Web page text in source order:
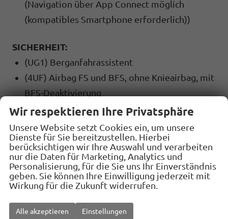
(Navigation über App Connect möglich
(kompatibles Smartphone erforderlich))
SICHERHEIT:
(UG1) Berganfahrassistent
(4UF) Airbag FS und BFS, ohne Knieairbag, mit
BFS-Deaktivierung
(7AS) Diebstahlalarmanlage, Innenraumüber-
wachung,Back-up-Horn und Abschleppschutz
(7X2) Einparkhilfe vorne und hinten
(8J3) Front Assist mit Warnen und Bremsen
auf Fahrzeuge, Fußgänger und Radfahrer
(4G3) Mit Ausweichunterstützung mit
(1N3) Servolenkung,
Wir respektieren Ihre Privatsphäre
Unsere Website setzt Cookies ein, um unsere
Dienste für Sie bereitzustellen. Hierbei
berücksichtigen wir Ihre Auswahl und verarbeiten
nur die Daten für Marketing, Analytics und
Personalisierung, für die Sie uns Ihr Einverständnis
geben. Sie können Ihre Einwilligung jederzeit mit
Wirkung für die Zukunft widerrufen.
Alle akzeptieren Einstellungen